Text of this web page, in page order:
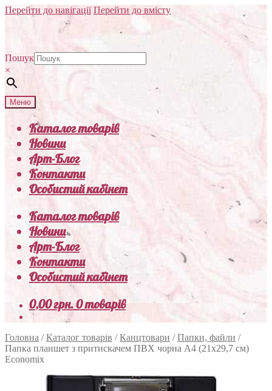
Перейти до навігації Перейти до вмісту
Пошук
×
Меню
Каталог товарів
Новини
Арт-Блог
Контакти
Особистий кабінет
Каталог товарів
Новини
Арт-Блог
Контакти
Особистий кабінет
0,00грн.0 товарів
Головна /Каталог товарів /Канцтовари /Папки, файли /
Папка планшет з притискачем ПВХ чорна А4 (21х29,7 см)
Economix